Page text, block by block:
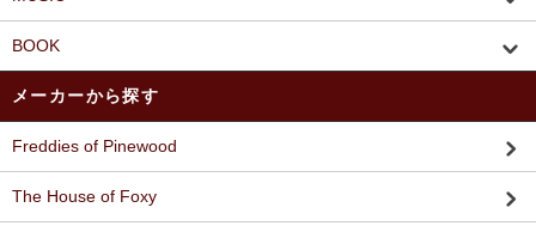
BOOK
メーカーから探す
Freddies of Pinewood
The House of Foxy